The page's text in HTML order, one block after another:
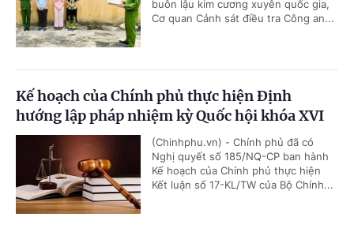
buôn lậu kim cương xuyên quốc gia,
Cơ quan Cảnh sát điều tra Công an...
Kế hoạch của Chính phủ thực hiện Định
hướng lập pháp nhiệm kỳ Quốc hội khóa XVI
(Chinhphu.vn) - Chính phủ đã có
Nghị quyết số 185/NQ-CP ban hành
Kế hoạch của Chính phủ thực hiện
Kết luận số 17-KL/TW của Bộ Chính...